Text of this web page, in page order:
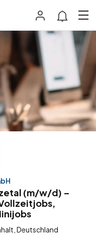
(m/w/d) –
Deutschland